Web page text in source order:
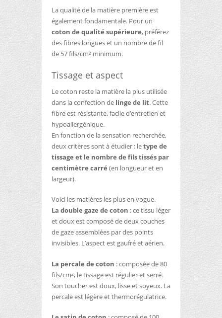
La qualité de la matière première est
également fondamentale. Pour un
coton de qualité supérieure, préférez
des fibres longues et un nombre de fil
de 57 fils/cm² minimum.
Tissage et aspect
Le coton reste la matière la plus utilisée
dans la confection de linge de lit. Cette
fibre est résistante, facile d’entretien et
hypoallergénique.
En fonction de la sensation recherchée,
deux critères sont à étudier : letype de
tissage et le nombre de fils tissés par
centimètre carré (en longueur et en
largeur).
Voici les matières les plus en vogue.
La double gaze de coton : ce tissu léger
et doux est composé de deux couches
de gaze assemblées par des points
invisibles. L’aspect est gaufré et aérien.
La percale de coton : composée de 80
fils/cm², le tissage est régulier et serré.
Son toucher est doux, lisse et soyeux. La
percale est légère et thermorégulatrice.